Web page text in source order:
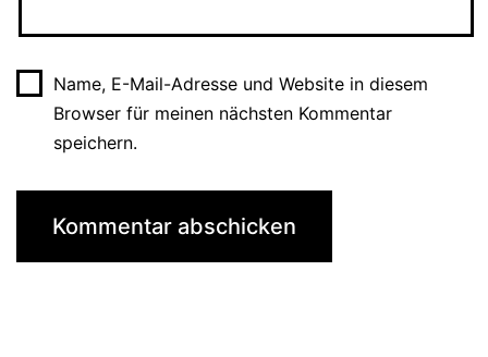
Name, E-Mail-Adresse und Website in diesem
Browser für meinen nächsten Kommentar
speichern.